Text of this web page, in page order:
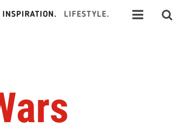
INSPIRATION. LIFESTYLE.